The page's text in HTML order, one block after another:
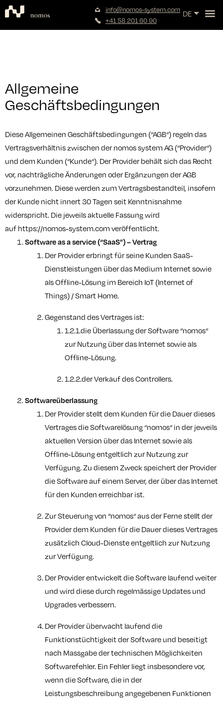
info@nomos-system.com
+41 58 201 60 90
DE
FR
Allgemeine
Geschäftsbedingungen
Diese Allgemeinen Geschäftsbedingungen (“AGB“) regeln das
Vertragsverhältnis zwischen der nomos system AG (“Provider“)
und dem Kunden (“Kunde“). Der Provider behält sich das Recht
vor, nachträgliche Änderungen oder Ergänzungen der AGB
vorzunehmen. Diese werden zum Vertragsbestandteil, insofern
der Kunde nicht innert 30 Tagen seit Kenntnisnahme
widerspricht. Die jeweils aktuelle Fassung wird
aufhttps://nomos-system.comveröffentlicht.
Software as a service (“SaaS”) – Vertrag
Der Provider erbringt für seine Kunden SaaS-
Dienstleistungen über das Medium Internet sowie
als Offline-Lösung im Bereich IoT (Internet of
Things) / Smart Home.
Gegenstand des Vertrages ist:
1.2.1.die Überlassung der Software “nomos“
zur Nutzung über das Internet sowie als
Offline-Lösung.
1.2.2.der Verkauf des Controllers.
Softwareüberlassung
Der Provider stellt dem Kunden für die Dauer dieses
Vertrages die Softwarelösung “nomos“ in der jeweils
aktuellen Version über das Internet sowie als
Offline-Lösung entgeltlich zur Nutzung zur
Verfügung. Zu diesem Zweck speichert der Provider
die Software auf einem Server, der über das Internet
für den Kunden erreichbar ist.
Zur Steuerung von “nomos“ aus der Ferne stellt der
Provider dem Kunden für die Dauer dieses Vertrages
zusätzlich Cloud-Dienste entgeltlich zur Nutzung
zur Verfügung.
Der Provider entwickelt die Software laufend weiter
und wird diese durch regelmässige Updates und
Upgrades verbessern.
Der Provider überwacht laufend die
Funktionstüchtigkeit der Software und beseitigt
nach Massgabe der technischen Möglichkeiten
Softwarefehler. Ein Fehler liegt insbesondere vor,
wenn die Software, die in der
Leistungsbeschreibung angegebenen Funktionen